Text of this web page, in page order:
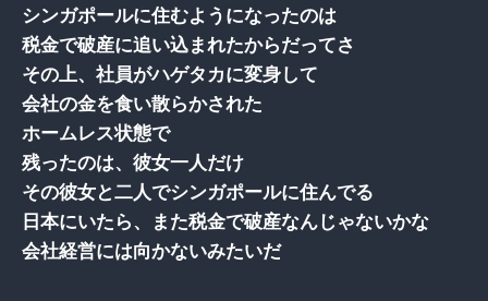
シンガポールに住むようになったのは
税金で破産に追い込まれたからだってさ
その上、社員がハゲタカに変身して
会社の金を食い散らかされた
ホームレス状態で
残ったのは、彼女一人だけ
その彼女と二人でシンガポールに住んでる
日本にいたら、また税金で破産なんじゃないかな
会社経営には向かないみたいだ